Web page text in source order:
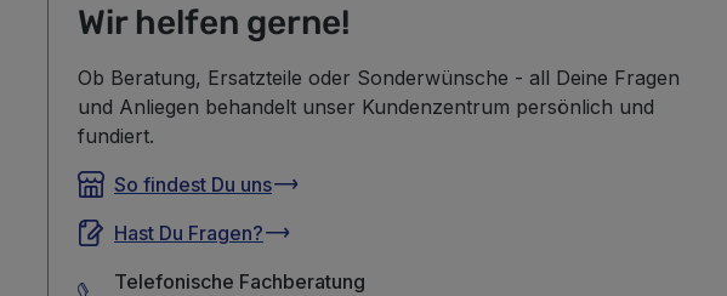
Wir helfen gerne!
Ob Beratung, Ersatzteile oder Sonderwünsche - all Deine Fragen
und Anliegen behandelt unser Kundenzentrum persönlich und
fundiert.
So findest Du uns
Hast Du Fragen?
Telefonische Fachberatung